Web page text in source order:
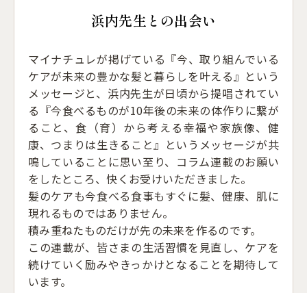
浜内先生との出会い
マイナチュレが掲げている『今、取り組んでいる
ケアが未来の豊かな髪と暮らしを叶える』という
メッセージと、浜内先生が日頃から提唱されてい
る『今食べるものが10年後の未来の体作りに繋が
ること、食（育）から考える幸福や家族像、健
康、つまりは生きること』というメッセージが共
鳴していることに思い至り、コラム連載のお願い
をしたところ、快くお受けいただきました。
髪のケアも今食べる食事もすぐに髪、健康、肌に
現れるものではありません。
積み重ねたものだけが先の未来を作るのです。
この連載が、皆さまの生活習慣を見直し、ケアを
続けていく励みやきっかけとなることを期待して
います。